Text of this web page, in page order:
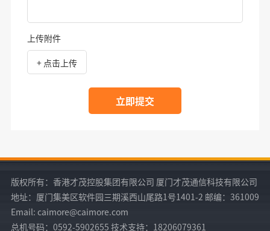
上传附件
+ 点击上传
立即提交
版权所有：香港才茂控股集团有限公司 厦门才茂通信科技有限公司
地址：厦门集美区软件园三期溪西山尾路1号1401-2 邮编：361009
Email: caimore@caimore.com
总机号码：0592-5902655 技术支持：18206079361